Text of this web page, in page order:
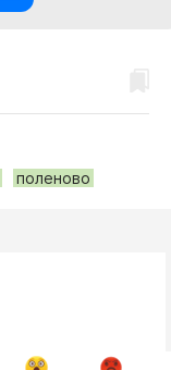
поленово